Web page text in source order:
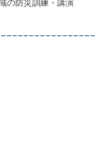
の防災訓練・講演